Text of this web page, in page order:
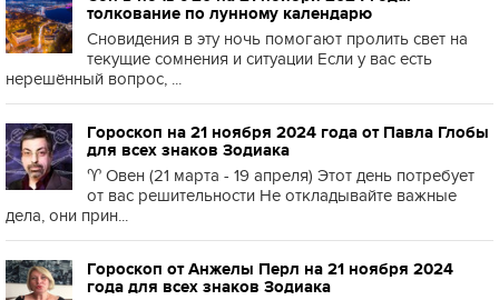
толкование по лунному календарю
Сновидения в эту ночь помогают пролить свет на
текущие сомнения и ситуации Если у вас есть
нерешённый вопрос, ...
Гороскоп на 21 ноября 2024 года от Павла Глобы
для всех знаков Зодиака
♈️ Овен (21 марта - 19 апреля) Этот день потребует
от вас решительности Не откладывайте важные
дела, они прин...
Гороскоп от Анжелы Перл на 21 ноября 2024
года для всех знаков Зодиака